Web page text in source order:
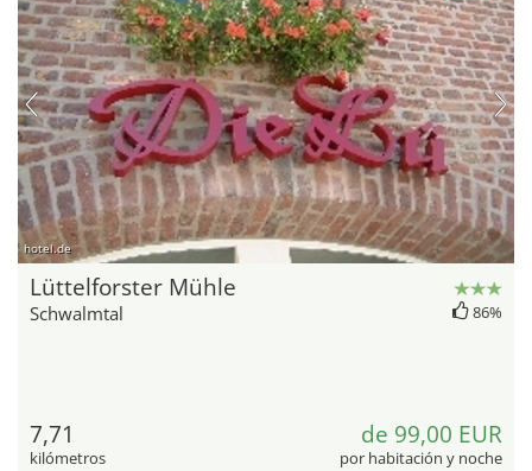
hotel.de
Lüttelforster Mühle
Schwalmtal 86%
7,71
kilómetros
de 99,00 EUR
por habitación y noche